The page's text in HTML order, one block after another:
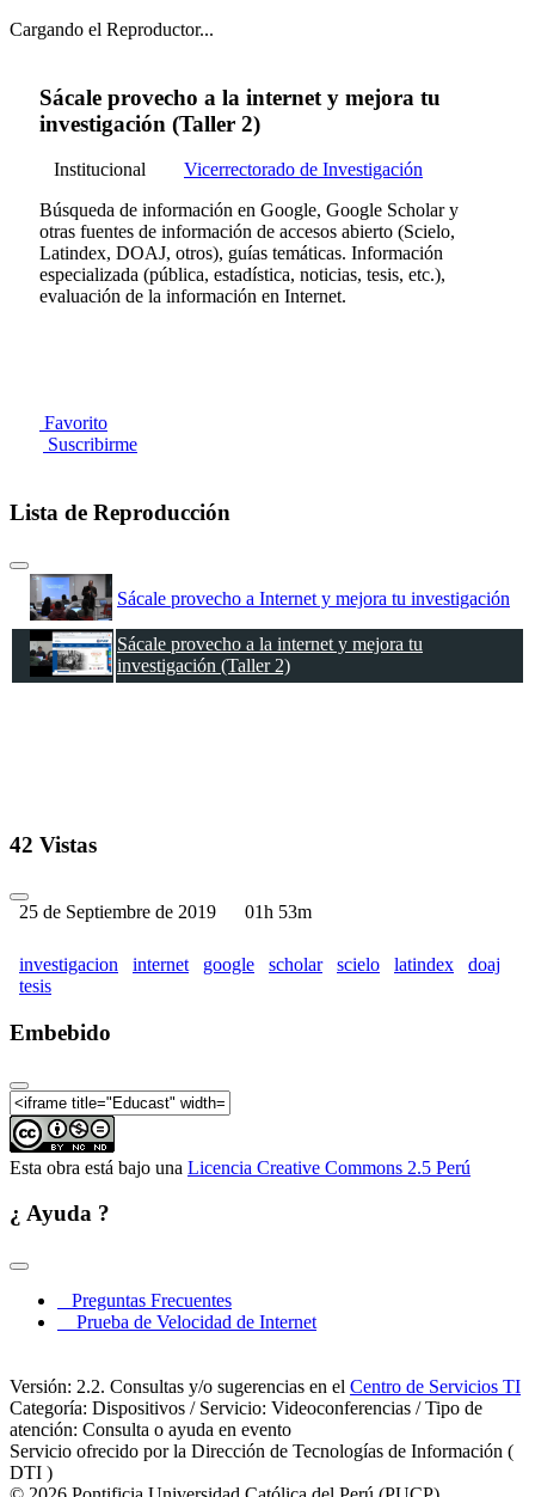
Cargando el Reproductor...
Sácale provecho a la internet y mejora tu
investigación (Taller 2)
Institucional
Vicerrectorado de Investigación
Búsqueda de información en Google, Google Scholar y
otras fuentes de información de accesos abierto (Scielo,
Latindex, DOAJ, otros), guías temáticas. Información
especializada (pública, estadística, noticias, tesis, etc.),
evaluación de la información en Internet.
Favorito
Suscribirme
Lista de Reproducción
Sácale provecho a Internet y mejora tu investigación
Sácale provecho a la internet y mejora tu
investigación (Taller 2)
42 Vistas
25 de Septiembre de 2019 01h 53m
investigacion internet google scholar scielo latindex
doaj
tesis
Embebido
Esta obra está bajo una Licencia Creative Commons 2.5 Perú
¿ Ayuda ?
Preguntas Frecuentes
Prueba de Velocidad de Internet
Versión: 2.2. Consultas y/o sugerencias en el Centro de Servicios TI
Categoría: Dispositivos / Servicio: Videoconferencias / Tipo de
atención: Consulta o ayuda en evento
Servicio ofrecido por la Dirección de Tecnologías de Información (
DTI )